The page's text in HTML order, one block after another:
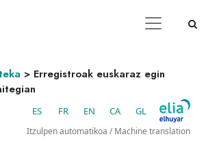
> Erregistroak euskaraz egin
ES FR EN CA GL
Itzulpen automatikoa / Machine translation